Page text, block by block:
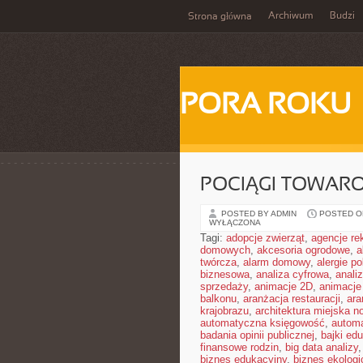
Strona główna Archiwum Budzi
PORA ROKU
POCIĄGI
POSTED BY ADMIN POSTED
WYŁĄCZONA
Tagi: adopcje zwierząt, agencje
domowych, akcesoria ogrodowe,
twórcza, alarm domowy, alergie
biznesowa, analiza cyfrowa,
sprzedaży, animacje 2D,
balkonu, aranżacja restauracji,
krajobrazu, architektura miejska
automatyczna księgowość,
badania opinii publicznej, bajki
finansowe rodzin, big data analizy,
biznes edukacyjny, biznes